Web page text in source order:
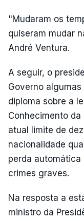
"Mudaram os
quiseram mudar
André Ventura.
A seguir, o
Governo
diploma sobre a
Conhecimento
atual limite de
nacionalidade
perda automática
crimes graves.
Na resposta a
ministro da